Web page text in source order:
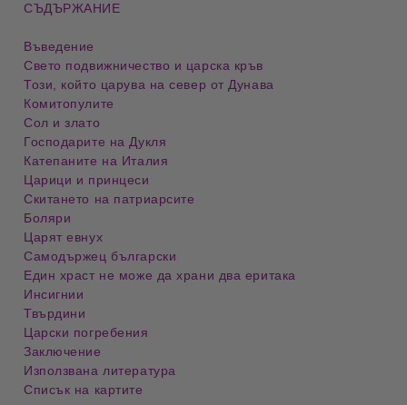
СЪДЪРЖАНИЕ
Въведение
Свето подвижничество и царска кръв
Този, който царува на север от Дунава
Комитопулите
Сол и злато
Господарите на Дукля
Катепаните на Италия
Царици и принцеси
Скитането на патриарсите
Боляри
Царят евнух
Самодържец български
Един храст не може да храни два еритака
Инсигнии
Твърдини
Царски погребения
Заключение
Използвана литература
Списък на картите